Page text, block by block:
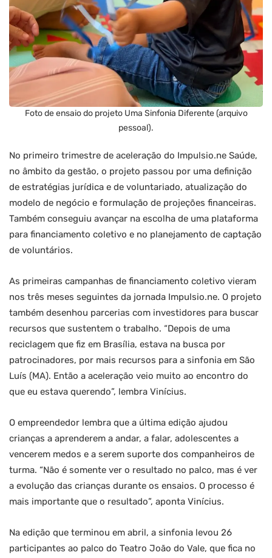
Foto de ensaio do projeto Uma Sinfonia Diferente (arquivo
pessoal).
No primeiro trimestre de aceleração do Impulsio.ne Saúde,
no âmbito da gestão, o projeto passou por uma definição
de estratégias jurídica e de voluntariado, atualização do
modelo de negócio e formulação de projeções financeiras.
Também conseguiu avançar na escolha de uma plataforma
para financiamento coletivo e no planejamento de captação
de voluntários.
As primeiras campanhas de financiamento coletivo vieram
nos três meses seguintes da jornada Impulsio.ne. O projeto
também desenhou parcerias com investidores para buscar
recursos que sustentem o trabalho. “Depois de uma
reciclagem que fiz em Brasília, estava na busca por
patrocinadores, por mais recursos para a sinfonia em São
Luís (MA). Então a aceleração veio muito ao encontro do
que eu estava querendo”, lembra Vinícius.
O empreendedor lembra que a última edição ajudou
crianças a aprenderem a andar, a falar, adolescentes a
vencerem medos e a serem suporte dos companheiros de
turma. “Não é somente ver o resultado no palco, mas é ver
a evolução das crianças durante os ensaios. O processo é
mais importante que o resultado”, aponta Vinícius.
Na edição que terminou em abril, a sinfonia levou 26
participantes ao palco do Teatro João do Vale, que fica no